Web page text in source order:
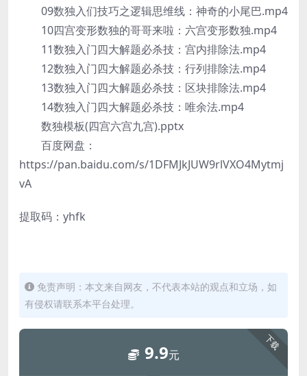
09数独入们技巧之逻辑思维线：神奇的小尾巴.mp4
10四宫变形数独的哥哥来啦：六宫变形数独.mp4
11数独入门四大解题必杀技：宫内排除法.mp4
12数独入门四大解题必杀技：行列排除法.mp4
13数独入门四大解题必杀技：区块排除法.mp4
14数独入门四大解题必杀技：唯余法.mp4
数独模板(四宫六宫九宫).pptx
百度网盘：
https://pan.baidu.com/s/1DFMJkJUW9rlVXO4Mytmj
vA
提取码：yhfk
免责声明：本文来自网友，不代表本站的观点和立场，如
有侵权请联系本平台处理。
下载
9.9元